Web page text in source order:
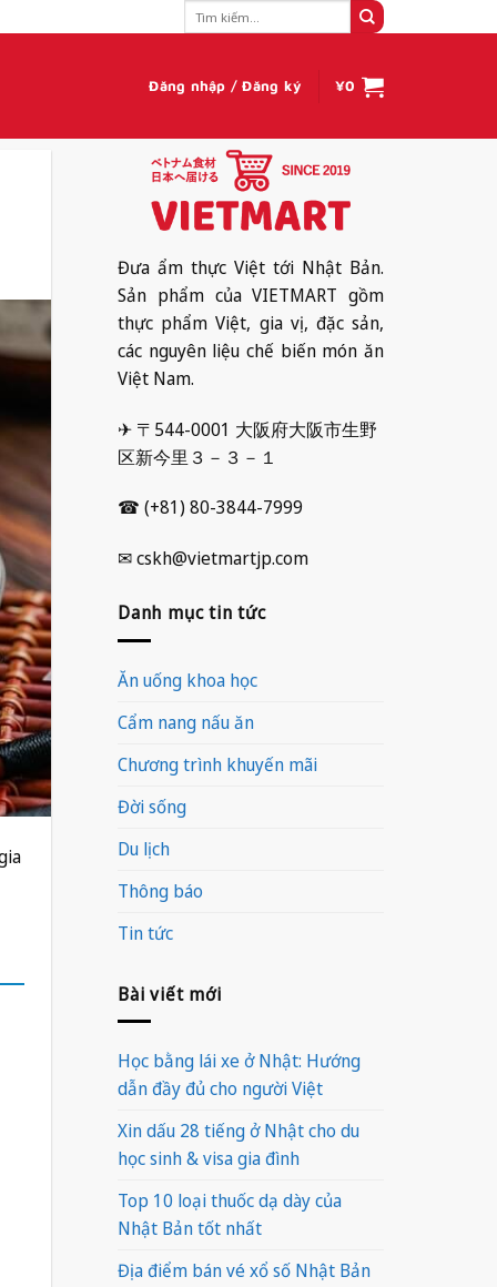
kiếm:
Đăng nhập / Đăng ký ¥0
Đưa ẩm thực Việt tới Nhật Bản.
Sản phẩm của VIETMART gồm
thực phẩm Việt, gia vị, đặc sản,
các nguyên liệu chế biến món ăn
Việt Nam.
✈ 〒544-0001 大阪府大阪市生野
区新今里３－３－１
☎ (+81) 80-3844-7999
✉ cskh@vietmartjp.com
Danh mục tin tức
Ăn uống khoa học
Cẩm nang nấu ăn
Chương trình khuyến mãi
Đời sống
Du lịch
Thông báo
Tin tức
Bài viết mới
Học bằng lái xe ở Nhật: Hướng
dẫn đầy đủ cho người Việt
Xin dấu 28 tiếng ở Nhật cho du
học sinh & visa gia đình
Top 10 loại thuốc dạ dày của
Nhật Bản tốt nhất
Địa điểm bán vé xổ số Nhật Bản